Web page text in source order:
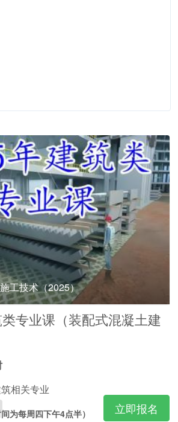
工技术（2025）
专业课（装配式混凝土建
相关专业
为每周四下午4点半） 立即报名